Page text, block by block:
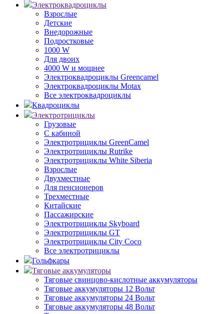
Электроквадроциклы
Взрослые
Детские
Внедорожные
Подростковые
1000 W
Для двоих
4000 W и мощнее
Электроквадроциклы Greencamel
Электроквадроциклы Motax
Все электроквадроциклы
Квадроциклы
Электротрициклы
Грузовые
С кабиной
Электротрициклы GreenCamel
Электротрициклы Rutrike
Электротрициклы White Siberia
Взрослые
Двухместные
Для пенсионеров
Трехместные
Китайские
Пассажирские
Электротрициклы Skyboard
Электротрициклы GT
Электротрициклы City Coco
Все электротрициклы
Гольфкары
Тяговые аккумуляторы
Тяговые свинцово-кислотные аккумуляторы
Тяговые аккумуляторы 12 Вольт
Тяговые аккумуляторы 24 Вольт
Тяговые аккумуляторы 48 Вольт